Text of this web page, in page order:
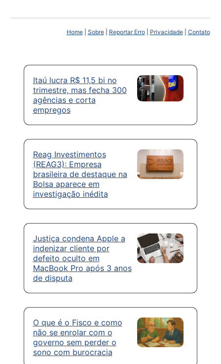
Home| Sobre| Reportar Erro| Privacidade| Contato
Itaú lucra R$ 11,5 bi no
trimestre, mas fecha 300
agências e corta
empregos
Reag Investimentos
(REAG3): Empresa
brasileira de destaque na
Bolsa aparece em
investigação inédita
Justiça condena Apple a
indenizar cliente por
defeito oculto em
MacBook Pro após 3 anos
de disputa
O que é o Fisco e como
não se enrolar com o
governo sem perder o
sono com burocracia